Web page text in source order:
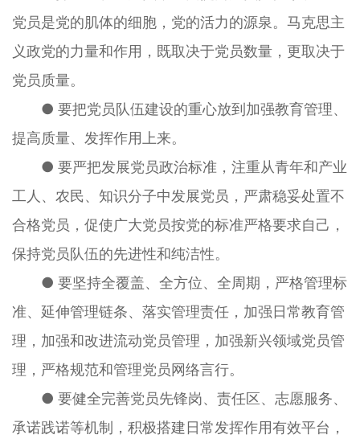
党员是党的肌体的细胞，党的活力的源泉。马克思主
义政党的力量和作用，既取决于党员数量，更取决于
党员质量。
● 要把党员队伍建设的重心放到加强教育管理、
提高质量、发挥作用上来。
● 要严把发展党员政治标准，注重从青年和产业
工人、农民、知识分子中发展党员，严肃稳妥处置不
合格党员，促使广大党员按党的标准严格要求自己，
保持党员队伍的先进性和纯洁性。
● 要坚持全覆盖、全方位、全周期，严格管理标
准、延伸管理链条、落实管理责任，加强日常教育管
理，加强和改进流动党员管理，加强新兴领域党员管
理，严格规范和管理党员网络言行。
● 要健全完善党员先锋岗、责任区、志愿服务、
承诺践诺等机制，积极搭建日常发挥作用有效平台，